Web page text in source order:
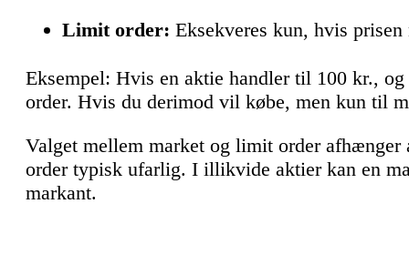
Limit order: Eksekveres kun, hvis
Eksempel: Hvis en aktie handler til 100 kr.,
order. Hvis du derimod vil købe, men kun til
Valget mellem market og limit order
order typisk ufarlig. I illikvide aktier kan en
markant.